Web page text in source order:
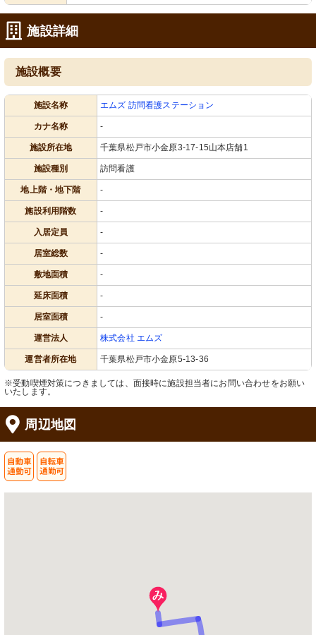
施設詳細
施設概要
施設名称 エムズ 訪問看護ステーション
カナ名称 -
施設所在地 千葉県松戸市小金原3‐17‐15山本店舗1
施設種別 訪問看護
地上階・地下階 -
施設利用階数 -
入居定員 -
居室総数 -
敷地面積 -
延床面積 -
居室面積 -
運営法人 株式会社 エムズ
運営者所在地 千葉県松戸市小金原5-13-36
※受動喫煙対策につきましては、面接時に施設担当者にお問い合わせをお願い
いたします。
周辺地図